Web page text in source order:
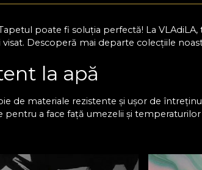
poate fi soluția perfectă! La
Descoperă mai departe colecțiile
la apă
de materiale rezistente și ușor de
a face față umezelii și
design modern și plin de farmec și care
din bucătărie